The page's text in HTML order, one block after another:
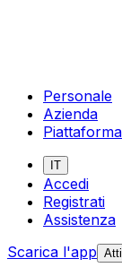
Personale
Azienda
Piattaforma
IT
Accedi
Registrati
Assistenza
Scarica l'app